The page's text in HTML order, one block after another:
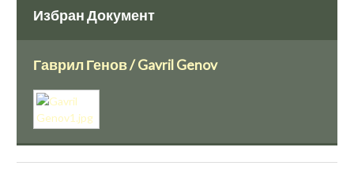
Избран Документ
Гаврил Генов / Gavril Genov